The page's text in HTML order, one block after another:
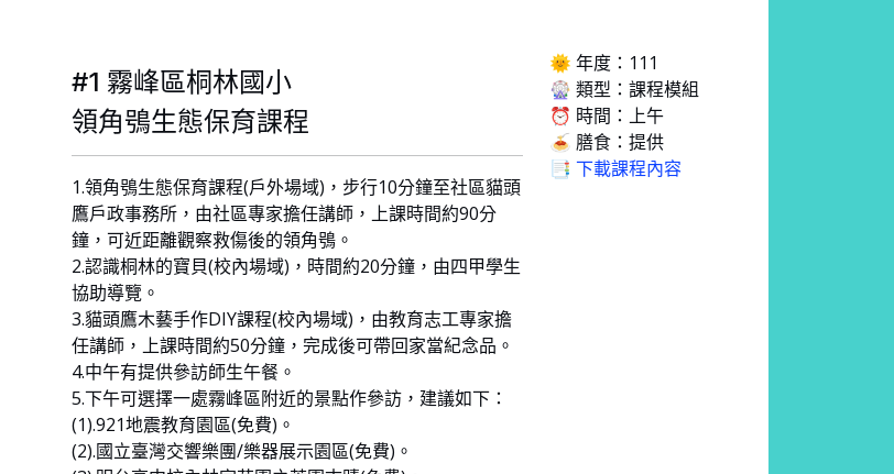
#1 霧峰區桐林國小
領角鴞生態保育課程
1.領角鴞生態保育課程(戶外場域)，步行10分鐘至社區貓頭
鷹戶政事務所，由社區專家擔任講師，上課時間約90分
鐘，可近距離觀察救傷後的領角鴞。
2.認識桐林的寶貝(校內場域)，時間約20分鐘，由四甲學生
協助導覽。
3.貓頭鷹木藝手作DIY課程(校內場域)，由教育志工專家擔
任講師，上課時間約50分鐘，完成後可帶回家當紀念品。
4.中午有提供參訪師生午餐。
5.下午可選擇一處霧峰區附近的景點作參訪，建議如下：
(1).921地震教育園區(免費)。
(2).國立臺灣交響樂團/樂器展示園區(免費)。
🌞 年度：111
🎡 類型：課程模組
⏰ 時間：上午
🍝 膳食：提供
📑 下載課程內容